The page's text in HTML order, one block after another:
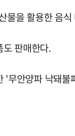
을 활용한 음
판매한다.
'무안양파 낙돼